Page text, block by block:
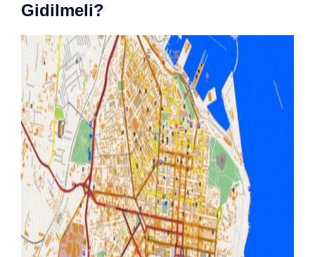
Gidilmeli?